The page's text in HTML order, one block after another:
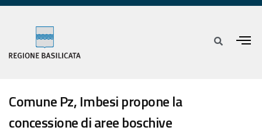
Comune Pz, Imbesi propone la
concessione di aree boschive